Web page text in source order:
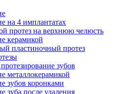
на 4 имплантатах
протез на верхнюю челюсть
керамикой
пластиночный протез
зубов
металлокерамикой
зубов коронками
зуба после удаления